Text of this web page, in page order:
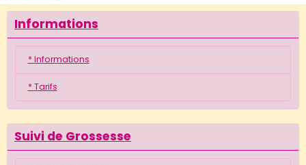
Informations
* Informations
* Tarifs
Suivi de Grossesse